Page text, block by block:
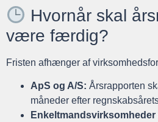
Hvornår skal
være færdig?
Fristen afhænger af
ApS og A/S: Årsrapporten
måneder efter
Enkeltmandsvirksomheder